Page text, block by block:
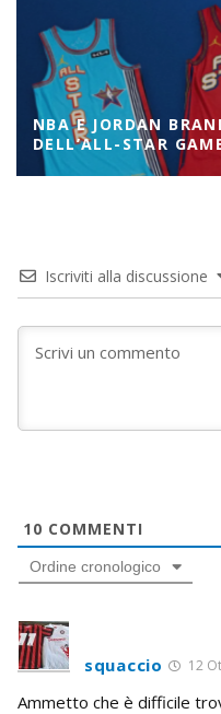
NBA E JORDAN
DELL’ALL-STAR
Iscriviti alla discussione
10 COMMENTI
Ordine cronologico
squaccio 12
Ammetto che è difficile